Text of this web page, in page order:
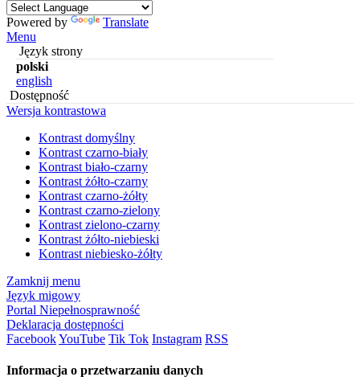
Powered by
Translate
Menu
Język strony
polski
english
Dostępność
Wersja kontrastowa
Kontrast domyślny
Kontrast czarno-biały
Kontrast biało-czarny
Kontrast żółto-czarny
Kontrast czarno-żółty
Kontrast czarno-zielony
Kontrast zielono-czarny
Kontrast żółto-niebieski
Kontrast niebiesko-żółty
Zamknij menu
Język migowy
Portal Niepełnosprawność
Deklaracja dostępności
FacebookYouTube Tik Tok Instagram RSS
Informacja o przetwarzaniu danych